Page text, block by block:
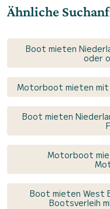
Ähnliche
Boot mieten
oder
Motorboot mieten mit
Boot mieten
Motorboot
Boot mieten West
Bootsverleih